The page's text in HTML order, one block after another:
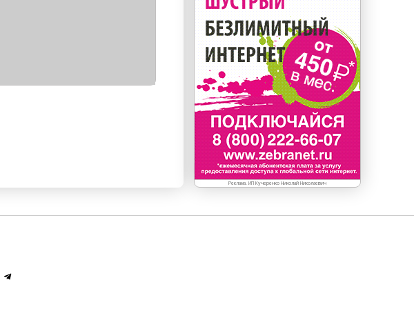
Реклама. ИП Кучеренко Николай Николаевич